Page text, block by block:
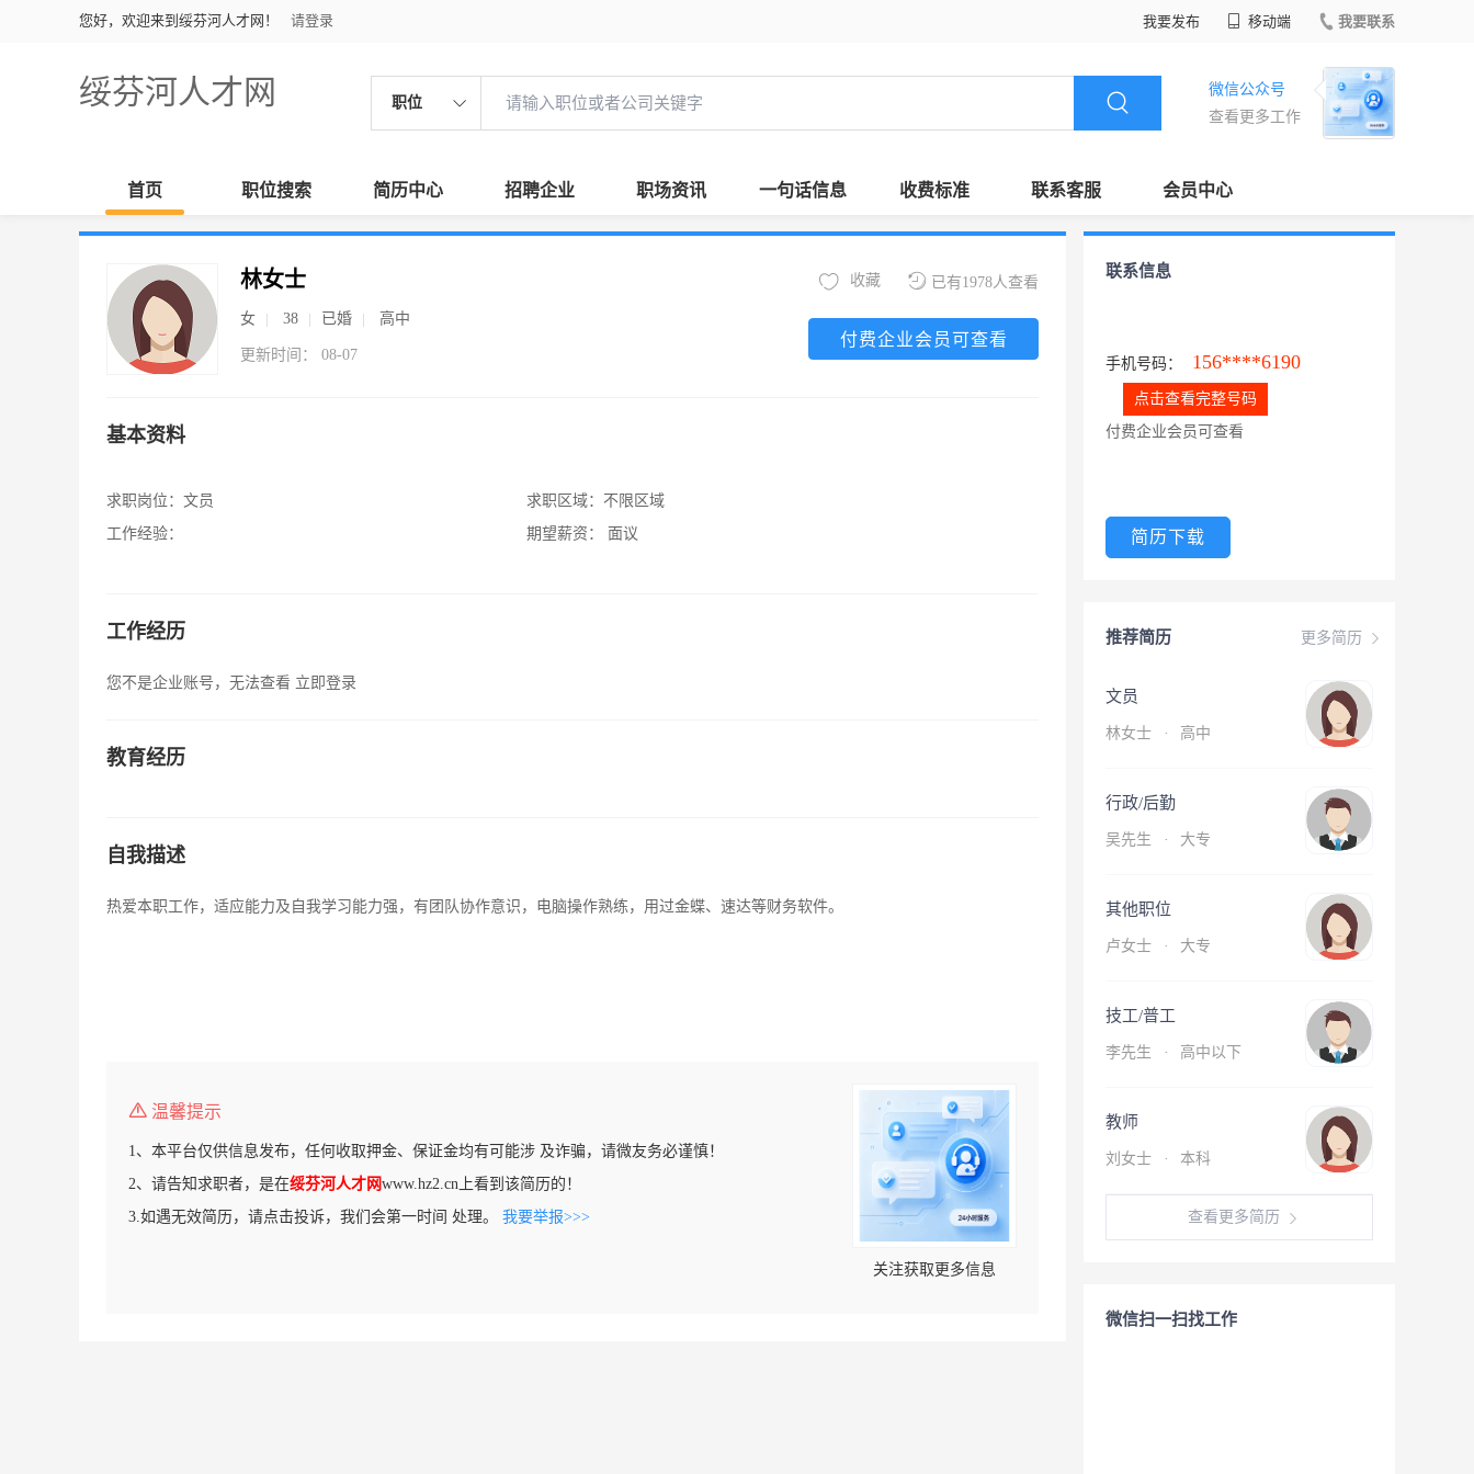
您好，欢迎来到绥芬河人才网！ 请登录 我要发布 移动端 我要联系
绥芬河人才网 职位
微信公众号
查看更多工作
首页 职位搜索 简历中心 招聘企业 职场资讯 一句话信息 收费标准 联系客服 会员中心
林女士
女 38 已婚 高中
更新时间： 08-07
已有1978人查看
收藏
付费企业会员可查看
基本资料
求职岗位： 文员
工作经验：
求职区域： 不限区域
期望薪资：
面议
工作经历
您不是企业账号，无法查看 立即登录
教育经历
自我描述
热爱本职工作，适应能力及自我学习能力强，有团队协作意识，电脑操作熟练，用过金蝶、速达等财务软件。
温馨提示
1、本平台仅供信息发布，任何收取押金、保证金均有可能涉 及诈骗，请微友务必谨慎！
2、请告知求职者，是在绥芬河人才网www.hz2.cn上看到该简历的！
3.如遇无效简历，请点击投诉，我们会第一时间 处理。 我要举报>>>
关注获取更多信息
联系信息
手机号码： 156****6190
点击查看完整号码
付费企业会员可查看
简历下载
更多简历
推荐简历
文员
林女士 · 高中
行政/后勤
吴先生 · 大专
其他职位
卢女士 · 大专
技工/普工
李先生 · 高中以下
教师
刘女士 · 本科
查看更多简历
微信扫一扫找工作